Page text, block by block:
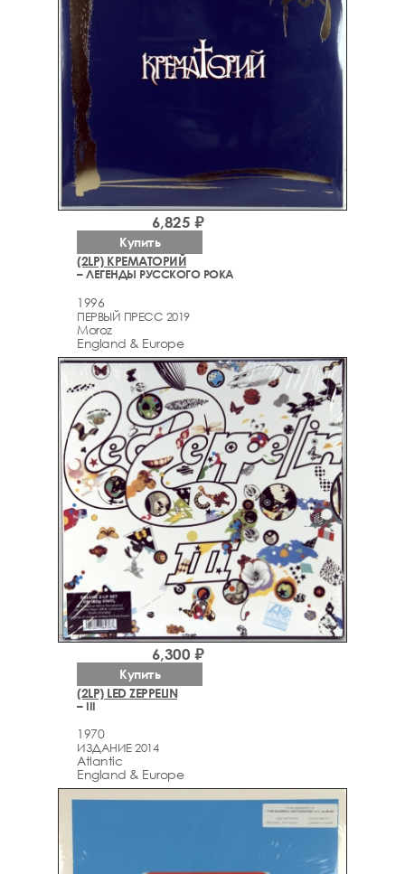
(2LP) КРЕМАТОРИЙ
– ЛЕГЕНДЫ РУССКОГО РОКА
1996
ПЕРВЫЙ ПРЕСС 2019
Moroz
England & Europe
6,825 ₽
Купить
(2LP) LED ZEPPELIN
– III
1970
ИЗДАНИЕ 2014
Atlantic
England & Europe
6,300 ₽
Купить